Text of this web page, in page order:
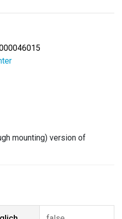
mounting) version of